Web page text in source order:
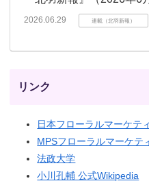
2026.06.29 連載（北羽新報）
リンク
日本フローラルマーケテ
MPSフローラルマーケテ
法政大学
小川孔輔 公式Wikipedia